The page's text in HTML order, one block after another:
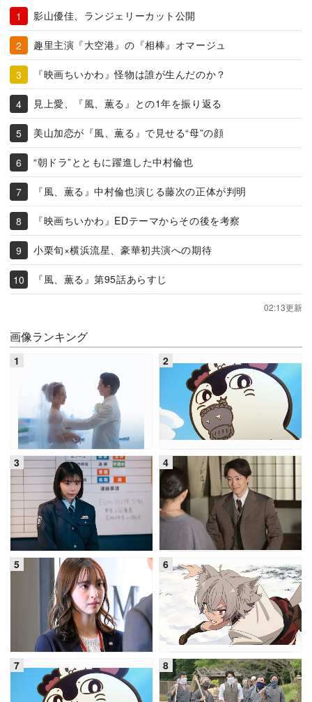
影山優佳、ランジェリーカット公開
趣里主演『大空港』の『相棒』オマージュ
『映画ちいかわ』怪物は誰が生んだのか？
見上愛、『風、薫る』との1年を振り返る
美山加恋が『風、薫る』で見せる“母”の顔
“朝ドラ”とともに躍進した中村倫也
『風、薫る』中村倫也演じる藤次の正体が判明
『映画ちいかわ』EDテーマからその後を考察
小栗旬×横浜流星、豪華初共演への期待
『風、薫る』第95話あらすじ
02:13更新
画像ランキング